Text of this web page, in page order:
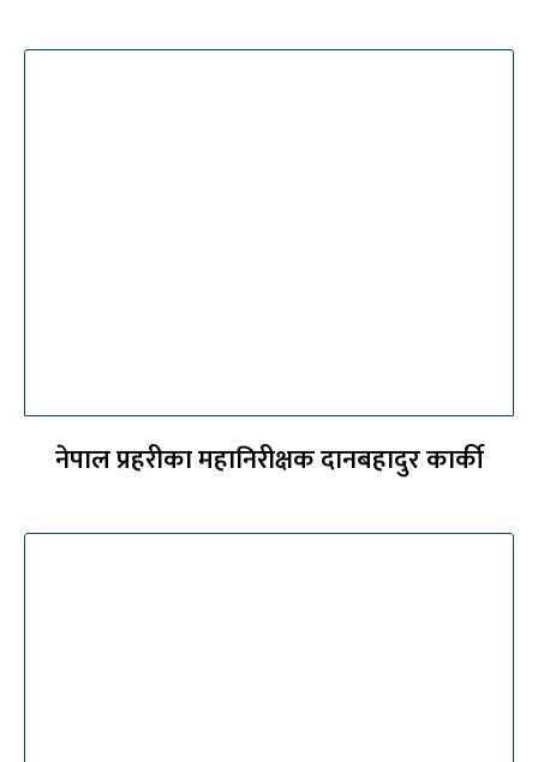
नेपाल प्रहरीका महानिरीक्षक दानबहादुर कार्की